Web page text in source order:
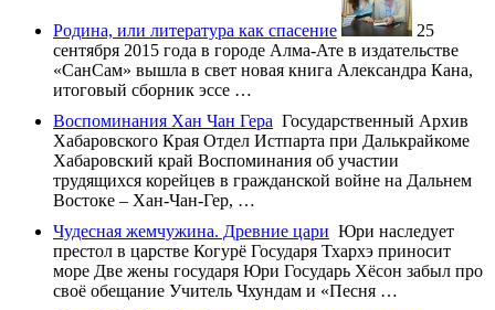
Родина, или литература как спасение
25
сентября 2015 года в городе Алма-Ате в издательстве
«СанСам» вышла в свет новая книга Александра Кана,
итоговый сборник эссе …
Воспоминания Хан Чан Гера Государственный Архив
Хабаровского Края Отдел Истпарта при Далькрайкоме
Хабаровский край Воспоминания об участии
трудящихся корейцев в гражданской войне на Дальнем
Востоке – Хан-Чан-Гер, …
Чудесная жемчужина. Древние цари Юри наследует
престол в царстве Когурё Государя Тхархэ приносит
море Две жены государя Юри Государь Хёсон забыл про
своё обещание Учитель Чхундам и «Песня …